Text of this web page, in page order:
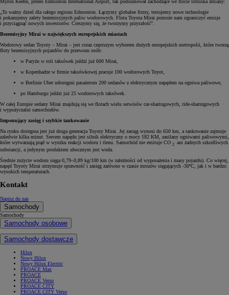
Myron Keehn, prezes Edmonton International Airport, tak podsumował zachodzące we flocie lotniska zmiany:
„To ważny dzień dla całego regionu Edmonton. Łączymy globalne firmy, testujemy nowe technologie
i pokazujemy zalety bezemisyjnych paliw wodorowych. Flota Toyota Mirai pomoże nam ograniczyć emisje
i przyciągnąć nowych inwestorów. Cieszymy się, że tworzymy przyszłość”.
Bezemisyjny Mirai w największych europejskich miastach
Wodorowy sedan Toyoty – Mirai – jest coraz częstszym wyborem dużych europejskich metropolii, które tworzą
floty bezemisyjnych pojazdów do przewozu osób:
w Paryżu w roli taksówek jeździ już 600 Mirai,
w Kopenhadze w firmie taksówkowej pracuje 100 wodorowych Toyot,
w Berlinie Uber udostępni pasażerom 200 sedanów z elektrycznym napędem na ogniwa paliwowe,
po Hamburgu jeździ już 25 wodorowych taksówek.
W całej Europie sedany Mirai znajdują się we flotach wielu serwisów car-sharingowych, ride-sharingowych
i wypożyczalni samochodów.
Imponujący zasięg i szybkie tankowanie
Na rynku dostępna jest już druga generacja Toyoty Mirai. Jej zasięg wynosi do 650 km, a tankowanie zajmuje
zaledwie kilka minut. Sercem napędu jest silnik elektryczny o mocy 182 KM, zasilany ogniwami paliwowymi,
które wytwarzają prąd w wyniku reakcji wodoru i tlenu. Samochód nie emituje CO 2 ani żadnych szkodliwych
substancji, a jedynym produktem ubocznym jest woda.
Średnie zużycie wodoru sięga 0,79–0,89 kg/100 km (w zależności od wyposażenia i masy pojazdu). Co więcej,
napęd Toyoty Mirai utrzymuje sprawność i zasięg zarówno w czasie mrozów sięgających -30ºC, jak i w bardzo
wysokich temperaturach.
Kontakt
Napisz do nas
Samochody
Samochody
Samochody osobowe
Samochody dostawcze
Hilux
Nowy Hilux
Nowy Hilux Electric
PROACE Max
PROACE
PROACE Verso
PROACE CITY
PROACE CITY Verso